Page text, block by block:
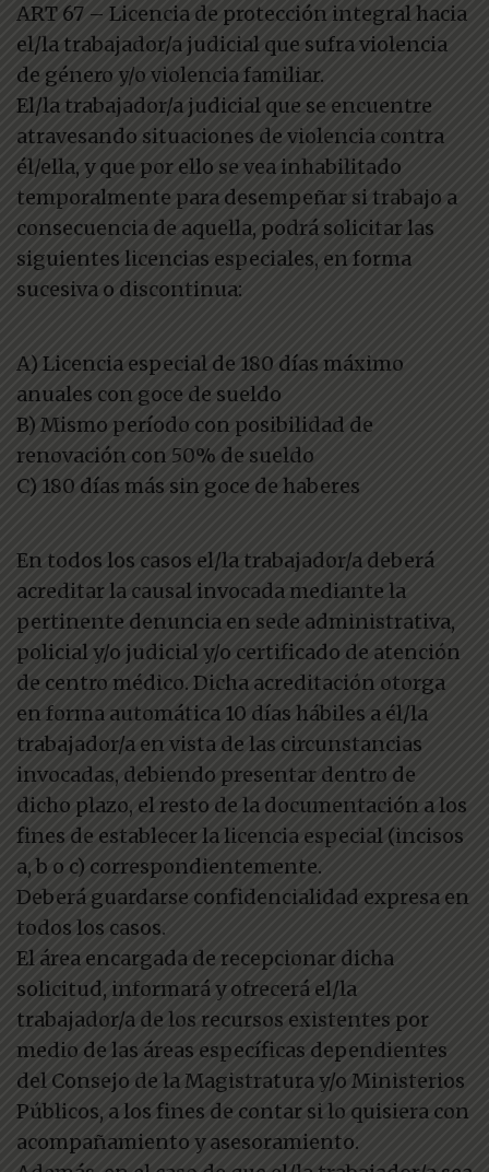
ART 67 – Licencia de protección integral hacia
el/la trabajador/a judicial que sufra violencia
de género y/o violencia familiar.
El/la trabajador/a judicial que se encuentre
atravesando situaciones de violencia contra
él/ella, y que por ello se vea inhabilitado
temporalmente para desempeñar si trabajo a
consecuencia de aquella, podrá solicitar las
siguientes licencias especiales, en forma
sucesiva o discontinua:
A) Licencia especial de 180 días máximo
anuales con goce de sueldo
B) Mismo período con posibilidad de
renovación con 50% de sueldo
C) 180 días más sin goce de haberes
En todos los casos el/la trabajador/a deberá
acreditar la causal invocada mediante la
pertinente denuncia en sede administrativa,
policial y/o judicial y/o certificado de atención
de centro médico. Dicha acreditación otorga
en forma automática 10 días hábiles a él/la
trabajador/a en vista de las circunstancias
invocadas, debiendo presentar dentro de
dicho plazo, el resto de la documentación a los
fines de establecer la licencia especial (incisos
a, b o c) correspondientemente.
Deberá guardarse confidencialidad expresa en
todos los casos.
El área encargada de recepcionar dicha
solicitud, informará y ofrecerá el/la
trabajador/a de los recursos existentes por
medio de las áreas específicas dependientes
del Consejo de la Magistratura y/o Ministerios
Públicos, a los fines de contar si lo quisiera con
acompañamiento y asesoramiento.